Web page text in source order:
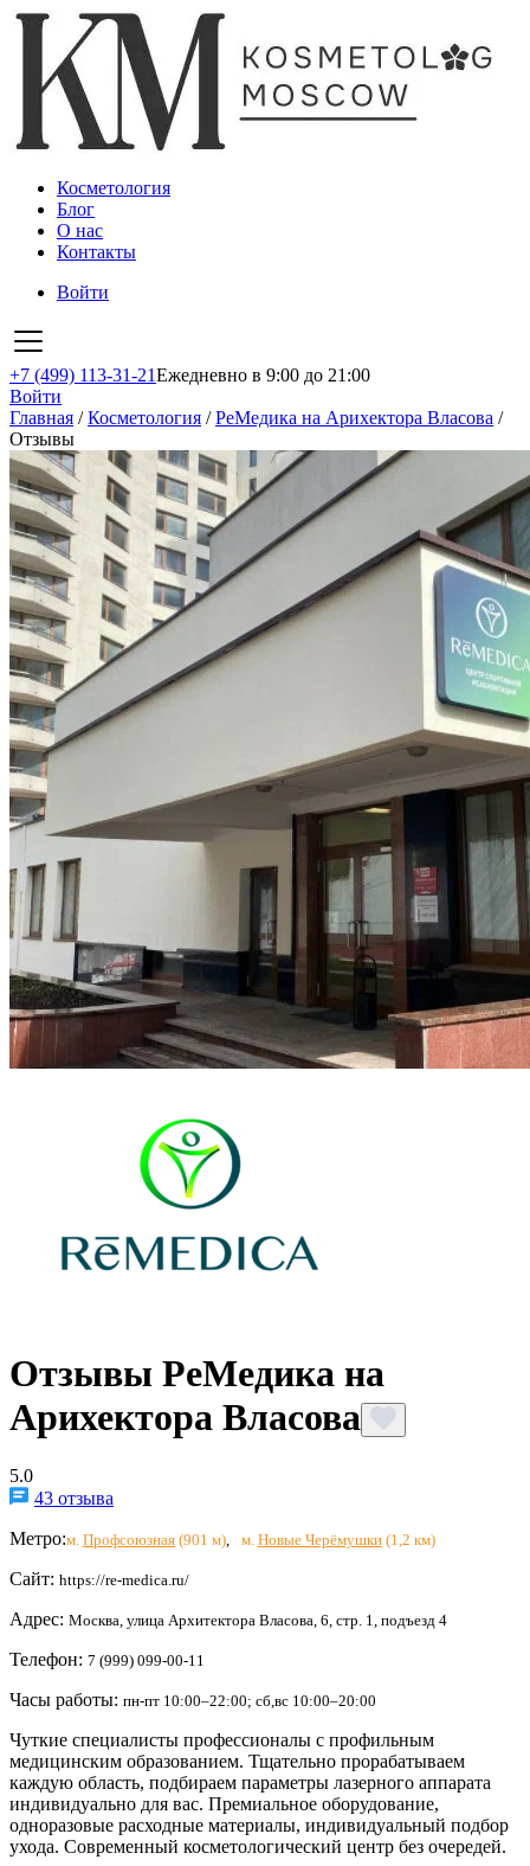
Косметология
Блог
О нас
Контакты
Войти
+7 (499) 113-31-21Ежедневно в 9:00 до 21:00
Войти
Главная /Косметология /РеМедика на Арихектора Власова /
Отзывы
Отзывы РеМедика на
Арихектора Власова
5.0
43 отзыва
Метро:м. Профсоюзная (901 м) м. Новые Черёмушки(1,2 км)
Сайт: https://re-medica.ru/
Адрес: Москва, улица Архитектора Власова, 6, стр. 1, подъезд 4
Телефон: 7 (999) 099-00-11
Часы работы: пн-пт 10:00–22:00; сб,вс 10:00–20:00
Чуткие специалисты профессионалы с профильным
медицинским образованием. Тщательно прорабатываем
каждую область, подбираем параметры лазерного аппарата
индивидуально для вас. Премиальное оборудование,
одноразовые расходные материалы, индивидуальный подбор
ухода. Современный косметологический центр без очередей.